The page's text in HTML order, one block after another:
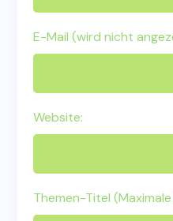
E-Mail (wird nicht
Website:
Themen-Titel